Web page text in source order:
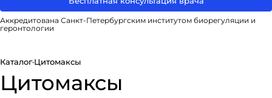
Аккредитована Санкт-Петербургским институтом биорегуляции и
геронтологии
Каталог·Цитомаксы
Цитомаксы